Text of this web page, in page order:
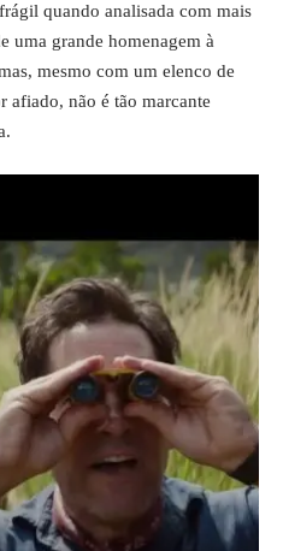
quando analisada com mais
uma grande homenagem à
mesmo com um elenco de
afiado, não é tão marcante